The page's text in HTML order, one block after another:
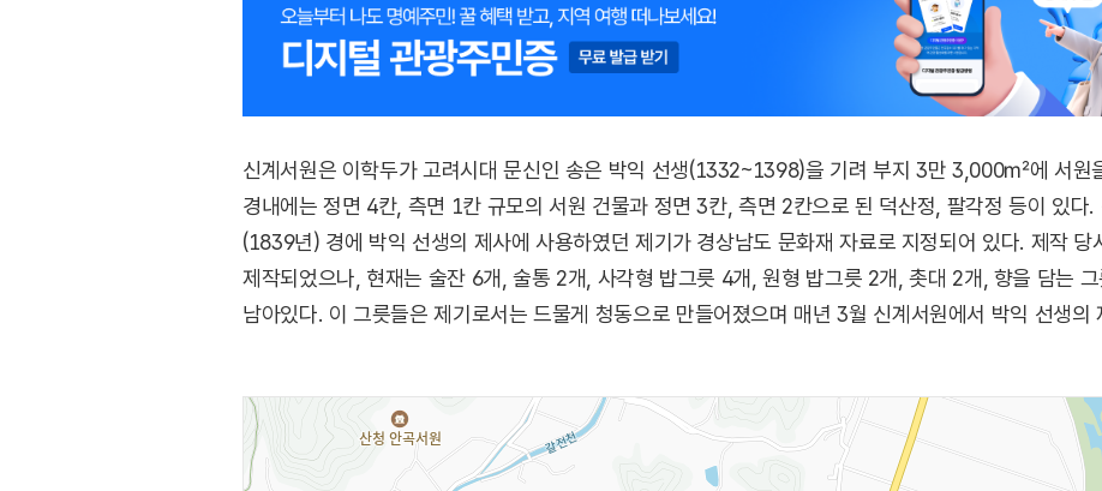
신계서원은 이학두가 고려시대 문신인 송은 박익 선생(1332~1398)을 기려 부지 3만 3,000㎡에 서원
경내에는 정면 4칸, 측면 1칸 규모의 서원 건물과 정면 3칸, 측면 2칸으로 된 덕산정, 팔각정 등이 있다
(1839년) 경에 박익 선생의 제사에 사용하였던 제기가 경상남도 문화재 자료로 지정되어 있다. 제작 당
제작되었으나, 현재는 술잔 6개, 술통 2개, 사각형 밥그릇 4개, 원형 밥그릇 2개, 촛대 2개, 향을 담는
남아있다. 이 그릇들은 제기로서는 드물게 청동으로 만들어졌으며 매년 3월 신계서원에서 박익 선생의